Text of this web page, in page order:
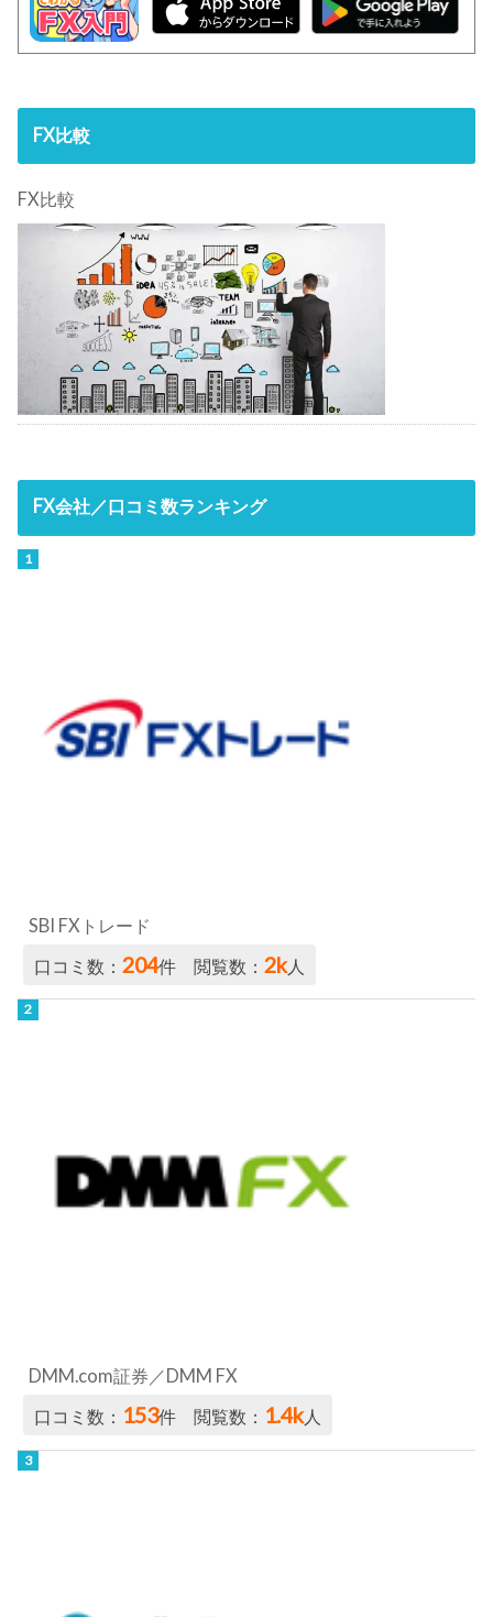
FX比較
FX比較
FX会社／口コミ数ランキング
SBI FXトレード
口コミ数：204件 閲覧数：2k人
DMM.com証券／DMM FX
口コミ数： 153件 閲覧数： 1.4k人